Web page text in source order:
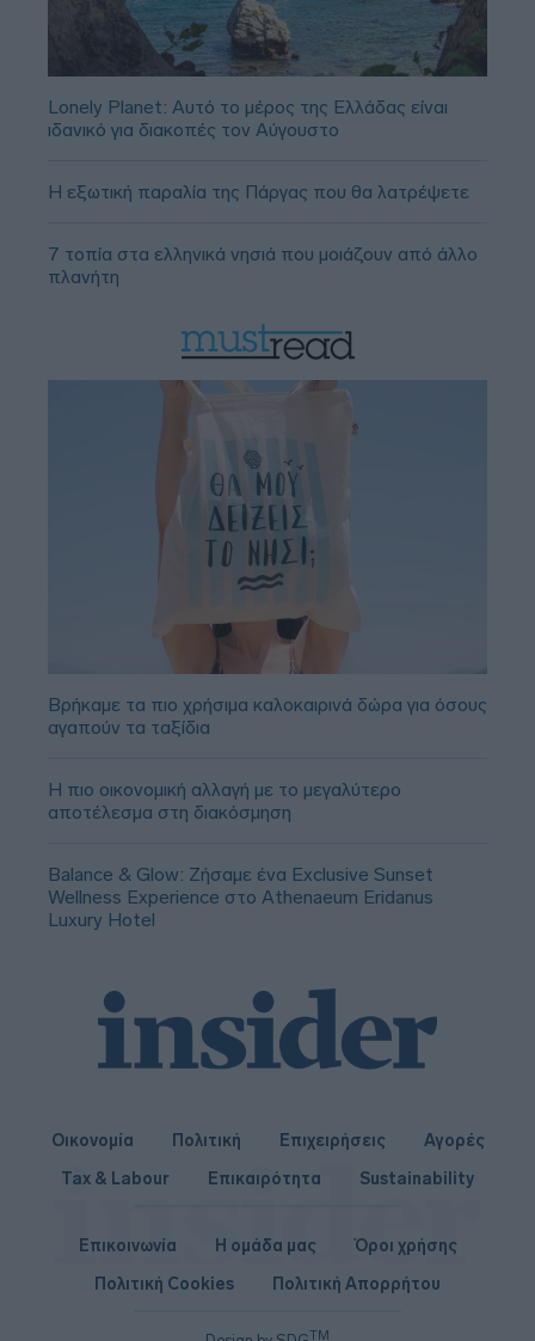
Lonely Planet: Αυτό το μέρος της Ελλάδας είναι
ιδανικό για διακοπές τον Αύγουστο
Η εξωτική παραλία της Πάργας που θα λατρέψετε
7 τοπία στα ελληνικά νησιά που μοιάζουν από άλλο
πλανήτη
Βρήκαμε τα πιο χρήσιμα καλοκαιρινά δώρα για όσους
αγαπούν τα ταξίδια
Η πιο οικονομική αλλαγή με το μεγαλύτερο
αποτέλεσμα στη διακόσμηση
Balance & Glow: Ζήσαμε ένα Exclusive Sunset
Wellness Experience στο Athenaeum Eridanus
Luxury Hotel
Οικονομία Πολιτική Επιχειρήσεις
Αγορές
Tax & Labour
Επικαιρότητα Sustainability
TM
Επικοινωνία Η ομάδα μας
Όροι χρήσης
Πολιτική Cookies
Πολιτική Απορρήτου